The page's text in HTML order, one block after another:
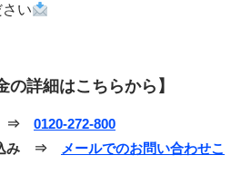
い
の詳細はこちらから】
⇒ 0120-272-800
込み ⇒
メールでのお問い合わせこ